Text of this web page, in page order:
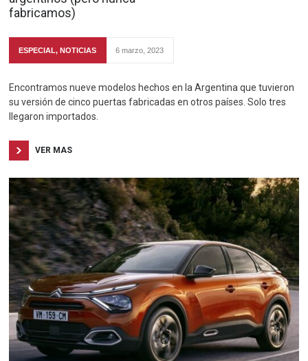
fabricamos)
ESPECIAL,NOTICIAS 6 marzo, 2023
Encontramos nueve modelos hechos en la Argentina que tuvieron
su versión de cinco puertas fabricadas en otros países. Solo tres
llegaron importados.
VER MAS